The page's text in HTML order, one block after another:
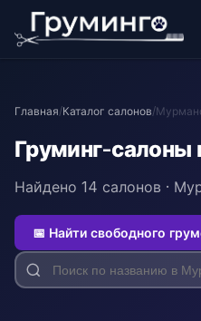
Главная/Каталог салонов/
Груминг-салоны
Найдено 14 салонов ·
📅 Найти свободного